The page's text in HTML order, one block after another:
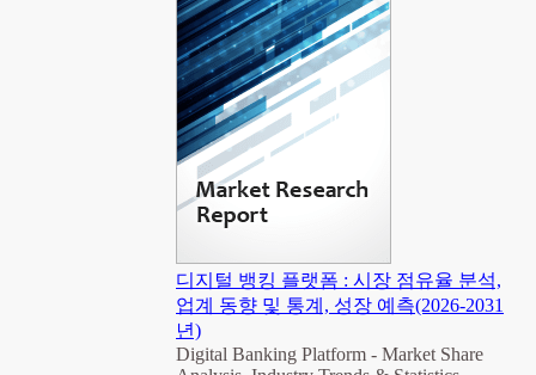
디지털 뱅킹 플랫폼 : 시장 점유율 분석,
업계 동향 및 통계, 성장 예측(2026-2031
년)
Digital Banking Platform - Market Share